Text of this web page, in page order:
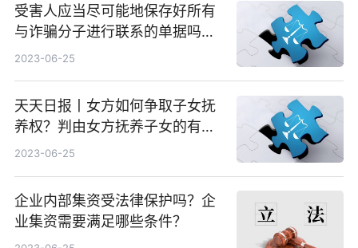
受害人应当尽可能地保存好所有
与诈骗分子进行联系的单据吗？
全球热议
2023-06-25
天天日报丨女方如何争取子女抚
养权？判由女方抚养子女的有利
条件有哪些？
2023-06-25
企业内部集资受法律保护吗？企
业集资需要满足哪些条件？